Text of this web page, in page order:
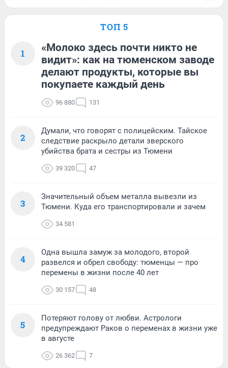
ТОП 5
1
«Молоко здесь почти никто не
видит»: как на тюменском заводе
делают продукты, которые вы
покупаете каждый день
96 880 131
2
Думали, что говорят с полицейским. Тайское
следствие раскрыло детали зверского
убийства брата и сестры из Тюмени
39 320 47
3
Значительный объем металла вывезли из
Тюмени. Куда его транспортировали и зачем
34 581
4
Одна вышла замуж за молодого, второй
развелся и обрел свободу: тюменцы — про
перемены в жизни после 40 лет
30 157 48
5
Потеряют голову от любви. Астрологи
предупреждают Раков о переменах в жизни уже
в августе
26 362 7